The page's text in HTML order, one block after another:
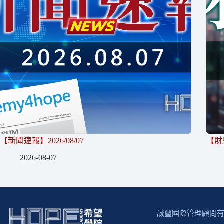
【新聞速報】2026/08/07
2026-08-07
【
誠璽國際管理顧問